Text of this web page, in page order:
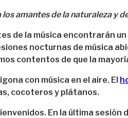
amantes de la naturaleza y
de la música encontrarán
nocturnas de música
contentos de que la
con música en el aire. El
cocoteros y plátanos.
En la última sesión